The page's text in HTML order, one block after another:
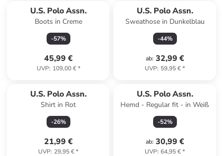
U.S. Polo Assn.
Boots in Creme
-57%
45,99 €
UVP: 109,00 €*
U.S. Polo Assn.
Sweathose in Dunkelblau
-44%
ab: 32,99 €
UVP: 59,95 €*
U.S. Polo Assn.
Shirt in Rot
-26%
21,99 €
UVP: 29,95 €*
U.S. Polo Assn.
Hemd - Regular fit - in Weiß
-52%
ab: 30,99 €
UVP: 64,95 €*